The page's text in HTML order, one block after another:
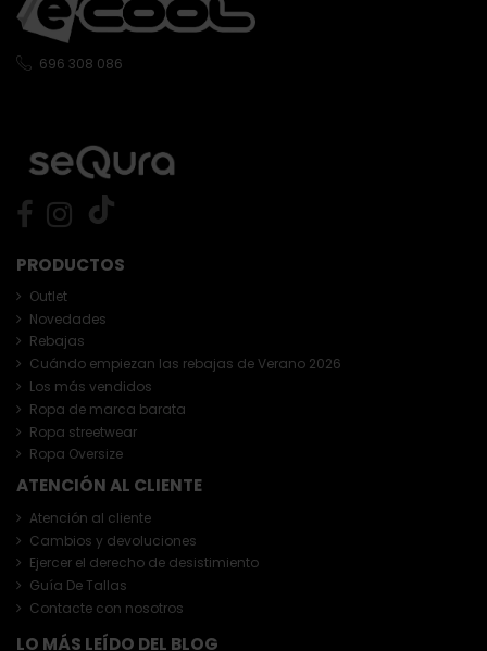
PRODUCTOS
Outlet
Novedades
Rebajas
Cuándo empiezan las rebajas de Verano 2026
Los más vendidos
Ropa de marca barata
Ropa streetwear
Ropa Oversize
ATENCIÓN AL CLIENTE
Atención al cliente
Cambios y devoluciones
Ejercer el derecho de desistimiento
Guía De Tallas
Contacte con nosotros
LO MÁS LEÍDO DEL BLOG
696 308 086